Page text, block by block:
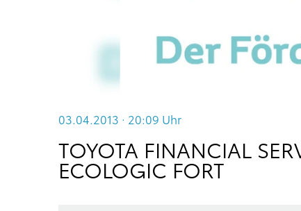
03.04.2013 · 20:09 Uhr
TOYOTA FINANCIAL
ECOLOGIC FORT